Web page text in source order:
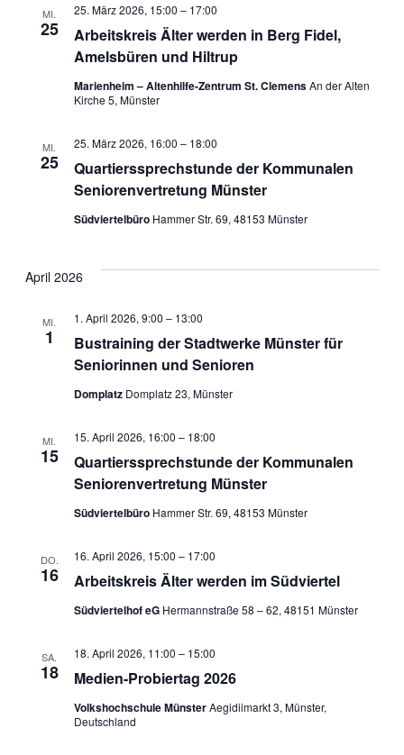
MI.
25
Arbeitskreis Älter werden in Berg Fidel,
Amelsbüren und Hiltrup
25. März 2026, 15:00 – 17:00
Marienheim – Altenhilfe-Zentrum St. ClemensAn der Alten
Kirche 5, Münster
MI.
25
Quartierssprechstunde der Kommunalen
Seniorenvertretung Münster
25. März 2026, 16:00 – 18:00
Südviertelbüro Hammer Str. 69, 48153 Münster
April 2026
MI.
1
Bustraining der Stadtwerke Münster für
Seniorinnen und Senioren
1. April 2026, 9:00 – 13:00
Domplatz Domplatz 23, Münster
MI.
15
Quartierssprechstunde der Kommunalen
Seniorenvertretung Münster
15. April 2026, 16:00 – 18:00
Südviertelbüro Hammer Str. 69, 48153 Münster
DO.
16 Arbeitskreis Älter werden im Südviertel
16. April 2026, 15:00 – 17:00
Südviertelhof eG Hermannstraße 58 – 62, 48151 Münster
SA.
18 Medien-Probiertag 2026
18. April 2026, 11:00 – 15:00
Volkshochschule MünsterAegidiimarkt 3, Münster,
Deutschland